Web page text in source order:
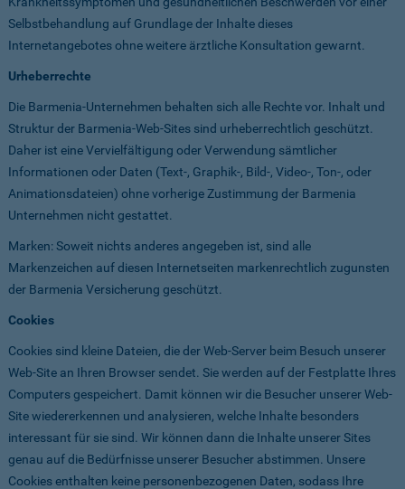
Selbstbehandlung auf Grundlage der Inhalte dieses
Internetangebotes ohne weitere ärztliche Konsultation gewarnt.
Urheberrechte
Die Barmenia-Unternehmen behalten sich alle Rechte vor. Inhalt und
Struktur der Barmenia-Web-Sites sind urheberrechtlich geschützt.
Daher ist eine Vervielfältigung oder Verwendung sämtlicher
Informationen oder Daten (Text-, Graphik-, Bild-, Video-, Ton-, oder
Animationsdateien) ohne vorherige Zustimmung der Barmenia
Unternehmen nicht gestattet.
Marken: Soweit nichts anderes angegeben ist, sind alle
Markenzeichen auf diesen Internetseiten markenrechtlich zugunsten
der Barmenia Versicherung geschützt.
Cookies
Cookies sind kleine Dateien, die der Web-Server beim Besuch unserer
Web-Site an Ihren Browser sendet. Sie werden auf der Festplatte Ihres
Computers gespeichert. Damit können wir die Besucher unserer Web-
Site wiedererkennen und analysieren, welche Inhalte besonders
interessant für sie sind. Wir können dann die Inhalte unserer Sites
genau auf die Bedürfnisse unserer Besucher abstimmen. Unsere
Cookies enthalten keine personenbezogenen Daten, sodass Ihre